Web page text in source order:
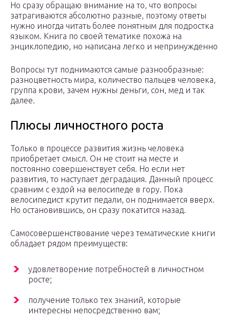
Но сразу обращаю внимание на то, что вопросы
затрагиваются абсолютно разные, поэтому ответы
нужно иногда читать более понятным для подростка
языком. Книга по своей тематике похожа на
энциклопедию, но написана легко и непринужденно
Вопросы тут поднимаются самые разнообразные:
разноцветность мира, количество пальцев человека,
группа крови, зачем нужны деньги, сон, мед и так
далее.
Плюсы личностного роста
Только в процессе развития жизнь человека
приобретает смысл. Он не стоит на месте и
постоянно совершенствует себя. Но если нет
развития, то наступает деградация. Данный процесс
сравним с ездой на велосипеде в гору. Пока
велосипедист крутит педали, он поднимается вверх.
Но остановившись, он сразу покатится назад.
Самосовершенствование через тематические книги
обладает рядом преимуществ:
удовлетворение потребностей в личностном
росте;
получение только тех знаний, которые
интересны непосредственно вам;